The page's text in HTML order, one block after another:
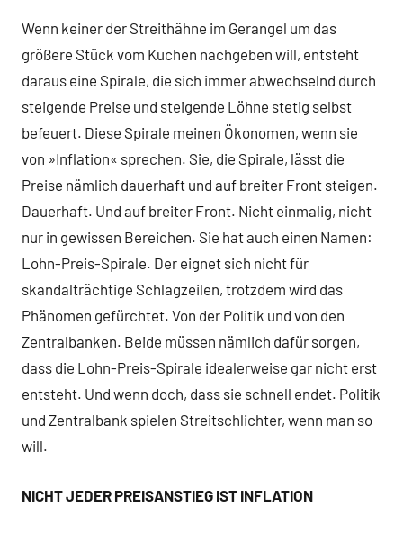
Wenn keiner der Streithähne im Gerangel um das
größere Stück vom Kuchen nachgeben will, entsteht
daraus eine Spirale, die sich immer abwechselnd durch
steigende Preise und steigende Löhne stetig selbst
befeuert. Diese Spirale meinen Ökonomen, wenn sie
von »Inflation« sprechen. Sie, die Spirale, lässt die
Preise nämlich dauerhaft und auf breiter Front steigen.
Dauerhaft. Und auf breiter Front. Nicht einmalig, nicht
nur in gewissen Bereichen. Sie hat auch einen Namen:
Lohn-Preis-Spirale. Der eignet sich nicht für
skandalträchtige Schlagzeilen, trotzdem wird das
Phänomen gefürchtet. Von der Politik und von den
Zentralbanken. Beide müssen nämlich dafür sorgen,
dass die Lohn-Preis-Spirale idealerweise gar nicht erst
entsteht. Und wenn doch, dass sie schnell endet. Politik
und Zentralbank spielen Streitschlichter, wenn man so
will.
NICHT JEDER PREISANSTIEG IST INFLATION